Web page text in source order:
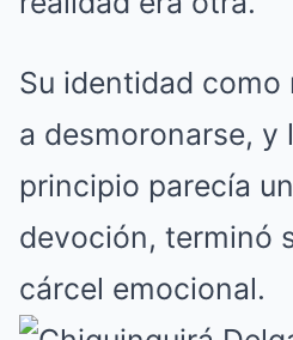
Su identidad como
a desmoronarse, y
principio parecía
devoción, terminó
cárcel emocional.